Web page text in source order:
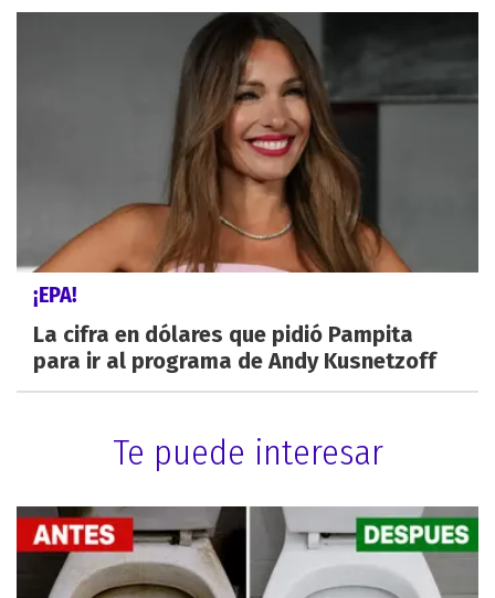
¡EPA!
La cifra en dólares que pidió Pampita
para ir al programa de Andy Kusnetzoff
Te puede interesar